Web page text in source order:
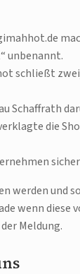
unbenannt.
schließt
Schaffrath
die
werden und
wenn diese
Meldung.